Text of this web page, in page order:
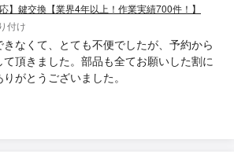
】鍵交換【業界4年以上！作業実績700件！】
付け
なくて、とても不便でしたが、予約から
頂きました。部品も全てお願いした割に
がとうございました。